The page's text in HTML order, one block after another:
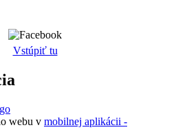
Vstúpiť tu
webu v mobilnej aplikácii -